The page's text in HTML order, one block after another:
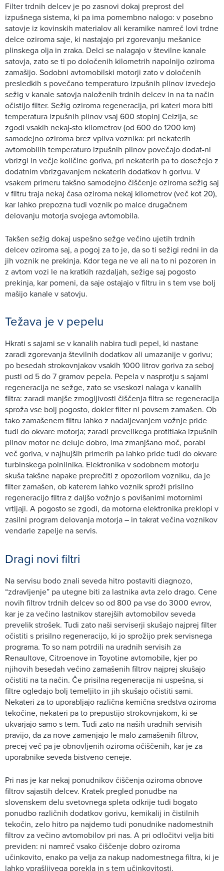
Filter trdnih delcev je po zasnovi dokaj preprost del
izpušnega sistema, ki pa ima pomembno nalogo: v posebno
satovje iz kovinskih materialov ali keramike namreč lovi trdne
delce oziroma saje, ki nastajajo pri zgorevanju mešanice
plinskega olja in zraka. Delci se nalagajo v številne kanale
satovja, zato se ti po določenih kilometrih napolnijo oziroma
zamašijo. Sodobni avtomobilski motorji zato v določenih
presledkih s povečano temperaturo izpušnih plinov izvedejo
sežig v kanale satovja naloženih trdnih delcev in na ta način
očistijo filter. Sežig oziroma regeneracija, pri kateri mora biti
temperatura izpušnih plinov vsaj 600 stopinj Celzija, se
zgodi vsakih nekaj-sto kilometrov (od 600 do 1200 km)
samodejno oziroma brez vpliva voznika: pri nekaterih
avtomobilih temperaturo izpušnih plinov povečajo dodat-ni
vbrizgi in večje količine goriva, pri nekaterih pa to dosežejo z
dodatnim vbrizgavanjem nekaterih dodatkov h gorivu. V
vsakem primeru takšno samodejno čiščenje oziroma sežig saj
v filtru traja nekaj časa oziroma nekaj kilometrov (več kot 20),
kar lahko prepozna tudi voznik po malce drugačnem
delovanju motorja svojega avtomobila.
Takšen sežig dokaj uspešno sežge večino ujetih trdnih
delcev oziroma saj, a pogoj za to je, da so ti sežigi redni in da
jih voznik ne prekinja. Kdor tega ne ve ali na to ni pozoren in
z avtom vozi le na kratkih razdaljah, sežige saj pogosto
prekinja, kar pomeni, da saje ostajajo v filtru in s tem vse bolj
mašijo kanale v satovju.
Težava je v pepelu
Hkrati s sajami se v kanalih nabira tudi pepel, ki nastane
zaradi zgorevanja številnih dodatkov ali umazanije v gorivu;
po besedah strokovnjakov vsakih 1000 litrov goriva za seboj
pusti od 5 do 7 gramov pepela. Pepela v nasprotju s sajami
regeneracija ne sežge, zato se vseskozi nalaga v kanalih
filtra: zaradi manjše zmogljivosti čiščenja filtra se regeneracija
sproža vse bolj pogosto, dokler filter ni povsem zamašen. Ob
tako zamašenem filtru lahko z nadaljevanjem vožnje pride
tudi do okvare motorja; zaradi prevelikega protitlaka izpušnih
plinov motor ne deluje dobro, ima zmanjšano moč, porabi
več goriva, v najhujših primerih pa lahko pride tudi do okvare
turbinskega polnilnika. Elektronika v sodobnem motorju
skuša takšne napake preprečiti z opozorilom vozniku, da je
filter zamašen, ob katerem lahko voznik sproži prisilno
regeneracijo filtra z daljšo vožnjo s povišanimi motornimi
vrtljaji. A pogosto se zgodi, da motorna elektronika preklopi v
zasilni program delovanja motorja – in takrat večina voznikov
vendarle zapelje na servis.
Dragi novi filtri
Na servisu bodo znali seveda hitro postaviti diagnozo,
“zdravljenje” pa utegne biti za lastnika avta zelo drago. Cene
novih filtrov trdnih delcev so od 800 pa vse do 3000 evrov,
kar je za večino lastnikov starejših avtomobilov seveda
prevelik strošek. Tudi zato naši serviserji skušajo najprej filter
očistiti s prisilno regeneracijo, ki jo sprožijo prek servisnega
programa. To so nam potrdili na uradnih servisih za
Renaultove, Citroenove in Toyotine avtomobile, kjer po
njihovih besedah večino zamašenih filtrov najprej skušajo
očistiti na ta način. Če prisilna regeneracija ni uspešna, si
filtre ogledajo bolj temeljito in jih skušajo očistiti sami.
Nekateri za to uporabljajo različna kemična sredstva oziroma
tekočine, nekateri pa to prepustijo strokovnjakom, ki se
ukvarjajo samo s tem. Tudi zato na naših uradnih servisih
pravijo, da za nove zamenjajo le malo zamašenih filtrov,
precej več pa je obnovljenih oziroma očiščenih, kar je za
uporabnike seveda bistveno ceneje.
Pri nas je kar nekaj ponudnikov čiščenja oziroma obnove
filtrov sajastih delcev. Kratek pregled ponudbe na
slovenskem delu svetovnega spleta odkrije tudi bogato
ponudbo različnih dodatkov gorivu, kemikalij in čistilnih
tekočin, zelo hitro pa najdemo tudi ponudnike nadomestnih
filtrov za večino avtomobilov pri nas. A pri odločitvi velja biti
previden: ni namreč vsako čiščenje dobro oziroma
učinkovito, enako pa velja za nakup nadomestnega filtra, ki je
lahko vprašljivega porekla in s tem učinkovitosti.